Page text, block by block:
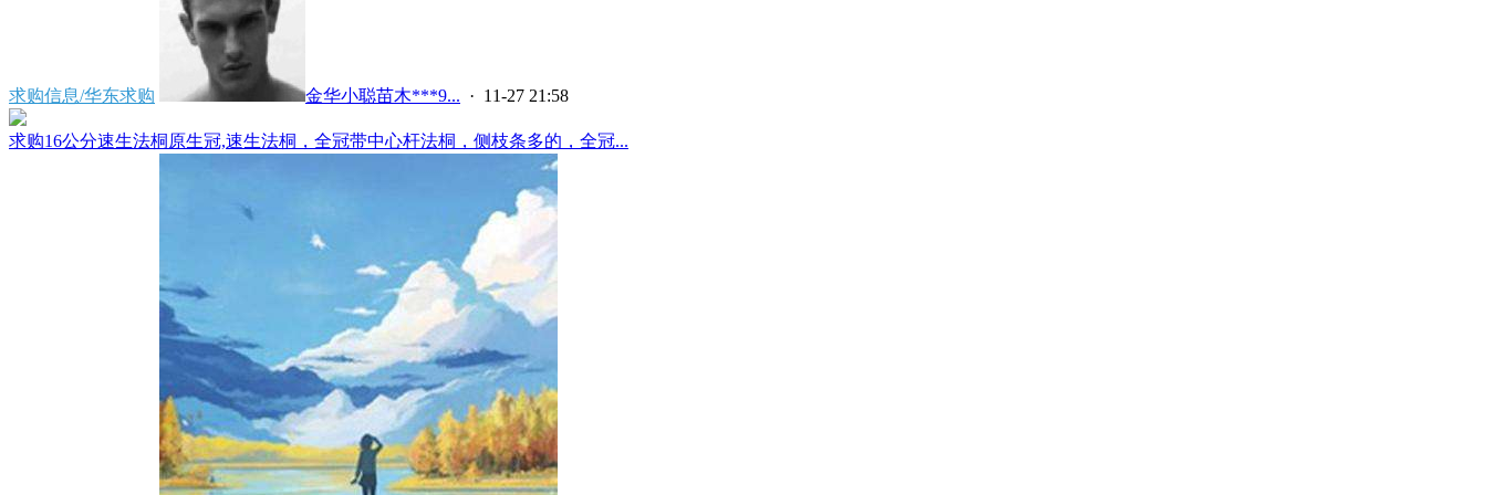
求购信息/华东求购 金华小聪苗木***9... · 11-27 21:58
求购16公分速生法桐原生冠,速生法桐，全冠带中心杆法桐，侧枝条多的，全冠...